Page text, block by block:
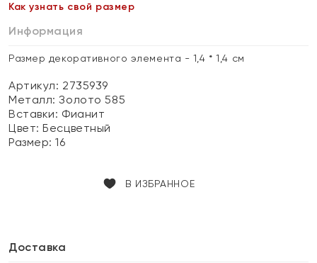
Как узнать свой размер
Информация
Размер декоративного элемента - 1,4 * 1,4 см
Артикул: 2735939
Металл:Золото 585
Вставки: Фианит
Цвет:Бесцветный
Размер:16
В ИЗБРАННОЕ
Доставка